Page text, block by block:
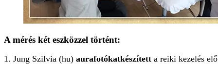
A mérés két eszközzel történt:
Jung Szilvia (hu) aurafotókatkészített a reiki kezelés